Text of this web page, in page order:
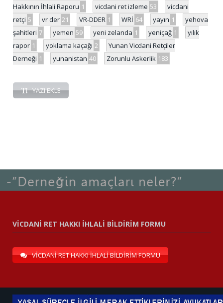
Hakkının İhlali Raporu 1 vicdani ret izleme 53
vicdani
retçi 5 vr der 21 VR-DDER 1 WRİ 64 yayın 1
yehova
şahitleri 7 yemen 59 yeni zelanda 1 yeniçağ 1
yılık
rapor 1 yoklama kaçağı 2
Yunan Vicdani Retçiler
Derneği 1 yunanistan 40 Zorunlu Askerlik 183
YAZI EKLE
VİCDANİ RET HAKKI İHLALİ BİLDİRİM FORMU
VİCDANİ RET HAKKI İHLALİ BİLDİRİM FORMU